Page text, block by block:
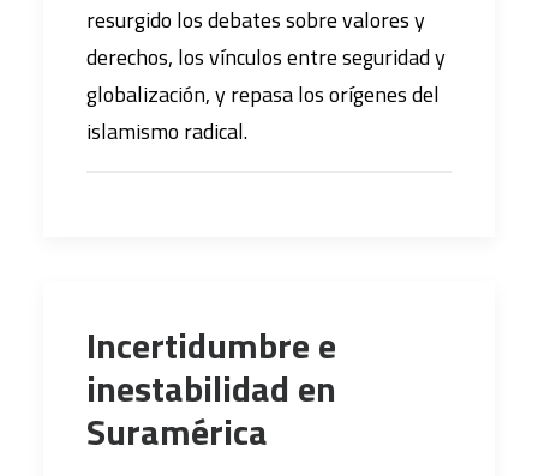
resurgido los debates sobre valores y
derechos, los vínculos entre seguridad y
globalización, y repasa los orígenes del
islamismo radical.
Incertidumbre e
inestabilidad en
Suramérica